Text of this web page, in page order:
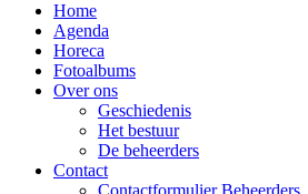
Home
Agenda
Horeca
Fotoalbums
Over ons
Geschiedenis
Het bestuur
De beheerders
Contact
Contactformulier Beheerders